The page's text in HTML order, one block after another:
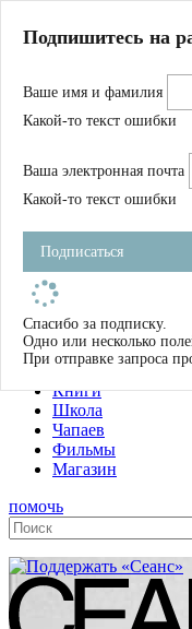
Магазин
Журнал
Школа
Устав
Фильмы
Имена
Тэги
О нас
Журнал
Книги
Школа
Чапаев
Фильмы
Магазин
помочь
Подпишитесь на
Ваше имя и фамилия
Какой-то текст ошибки
Ваша электронная почта
Какой-то текст ошибки
Подписаться
Спасибо за подписку.
Одно или несколько
При отправке запроса